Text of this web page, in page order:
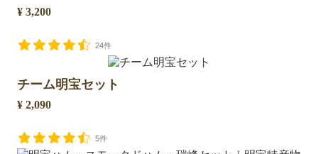
¥ 3,200
24件
チーム明宝セット
¥ 2,090
5件